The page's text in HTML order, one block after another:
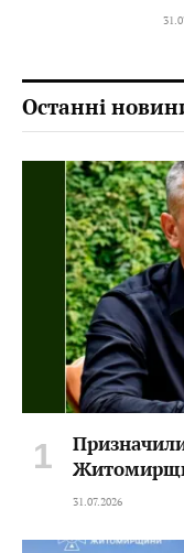
Останні
31.07.2026